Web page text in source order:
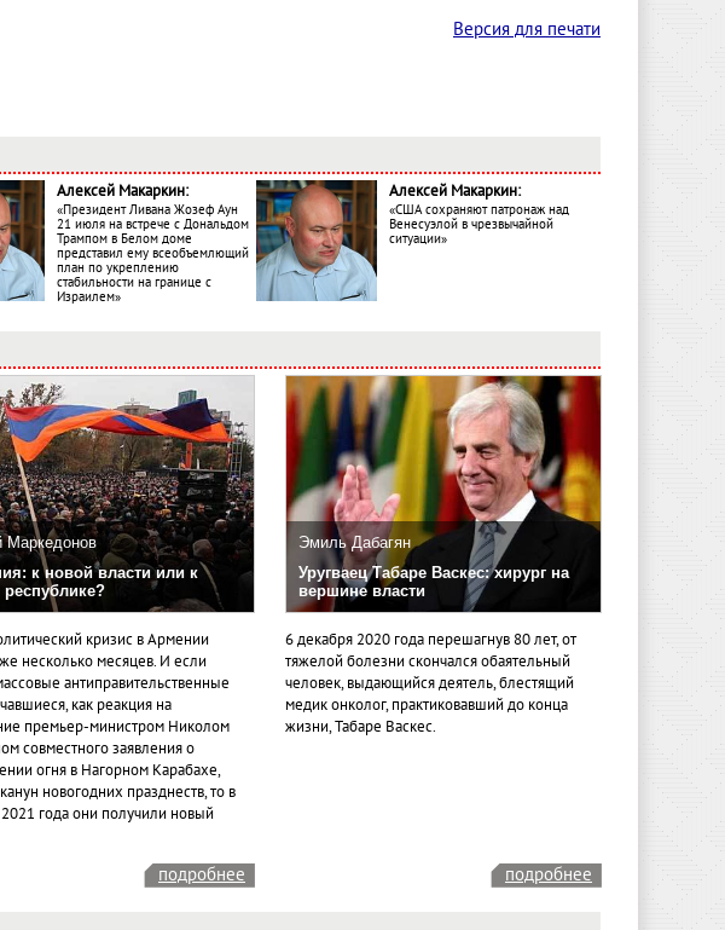
Версия для печати
Алексей Макаркин:
«Президент Ливана Жозеф Аун
21 июля на встрече с Дональдом
Трампом в Белом доме
представил ему всеобъемлющий
план по укреплению
стабильности на границе с
Израилем»
Алексей Макаркин:
«США сохраняют патронаж над
Венесуэлой в чрезвычайной
ситуации»
Маркедонов
к новой власти или к
кризис в Армении
несколько месяцев. И если
антиправительственные
как реакция на
премьер-министром Николом
совместного заявления о
огня в Нагорном Карабахе,
новогодних празднеств, то в
года они получили новый
Эмиль Дабагян
Уругваец Табаре Васкес: хирург на
вершине власти
6 декабря 2020 года перешагнув 80 лет, от
тяжелой болезни скончался обаятельный
человек, выдающийся деятель, блестящий
медик онколог, практиковавший до конца
жизни, Табаре Васкес.
подробнее подробнее